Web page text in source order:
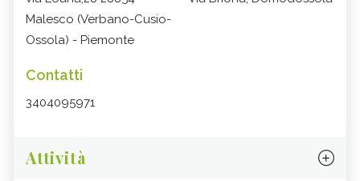
Malesco (Verbano-Cusio-
Ossola) - Piemonte
Contatti
3404095971
Attività